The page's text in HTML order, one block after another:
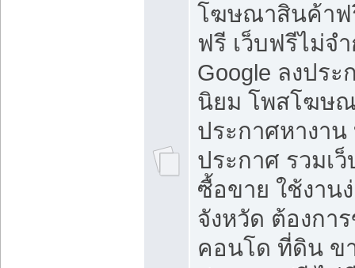
โฆษณาสินค้าฟ
ฟรี เว็บฟรีไม่จ
Google ลงปร
นิยม โพสโฆษ
ประกาศหางาน
ประกาศ รวมเ
ซื้อขาย ใช้งาน
จังหวัด ต้องกา
คอนโด ที่ดิน ข